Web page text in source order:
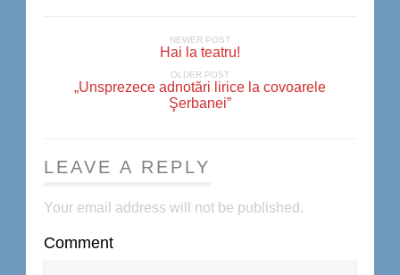
NEWER POST
Hai la teatru!
OLDER POST
„Unsprezece adnotări lirice la covoarele
Şerbanei”
LEAVE A REPLY
Your email address will not be published.
Comment